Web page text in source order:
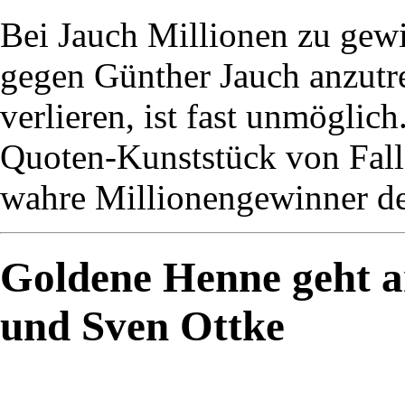
Bei Jauch Millionen zu
gegen Günther Jauch
verlieren, ist fast
Quoten-Kunststück von
wahre Millionengewinner
Goldene Henne geht
und Sven Ottke